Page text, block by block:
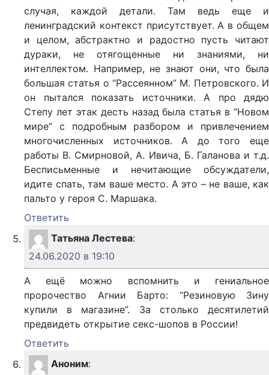
случая, каждой детали. Там ведь еще и
ленинградский контекст присутствует. А в общем
и целом, абстрактно и радостно пусть читают
дураки, не отягощенные ни знаниями, ни
интеллектом. Например, не знают они, что была
большая статья о “Рассеянном” М. Петровского. И
он пытался показать источники. А про дядю
Степу лет этак десть назад была статья в “Новом
мире” с подробным разбором и привлечением
многочисленных источников. А до того еще
работы В. Смирновой, А. Ивича, Б. Галанова и т.д.
Бесписьменные и нечитающие обсуждатели,
идите спать, там ваше место. А это – не ваше, как
пальто у героя С. Маршака.
Ответить
Татьяна Лестева:
24.06.2020 в 19:10
А ещё можно вспомнить и гениальное
пророчество Агнии Барто: “Резиновую Зину
купили в магазине”. За столько десятилетий
предвидеть открытие секс-шопов в России!
Ответить
Аноним: